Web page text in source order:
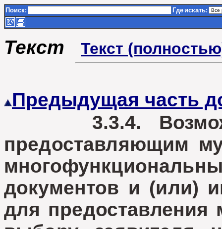
Поиск: Где искать:
Текст Текст
Предыдущая часть
3.3.4.
предоставляющим
документов и (или)
для предоставления